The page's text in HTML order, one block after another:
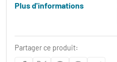
Plus d'informations
Partager ce produit: